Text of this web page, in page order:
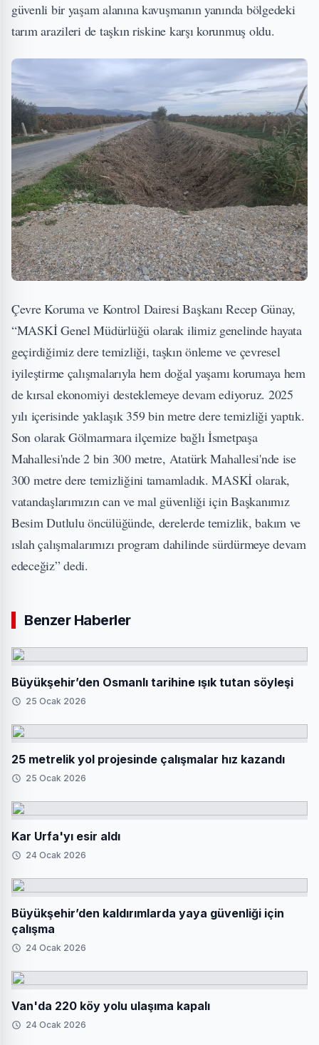
güvenli bir yaşam alanına kavuşmanın yanında bölgedeki
tarım arazileri de taşkın riskine karşı korunmuş oldu.
Çevre Koruma ve Kontrol Dairesi Başkanı Recep Günay,
“MASKİ Genel Müdürlüğü olarak ilimiz genelinde hayata
geçirdiğimiz dere temizliği, taşkın önleme ve çevresel
iyileştirme çalışmalarıyla hem doğal yaşamı korumaya hem
de kırsal ekonomiyi desteklemeye devam ediyoruz. 2025
yılı içerisinde yaklaşık 359 bin metre dere temizliği yaptık.
Son olarak Gölmarmara ilçemize bağlı İsmetpaşa
Mahallesi'nde 2 bin 300 metre, Atatürk Mahallesi'nde ise
300 metre dere temizliğini tamamladık. MASKİ olarak,
vatandaşlarımızın can ve mal güvenliği için Başkanımız
Besim Dutlulu öncülüğünde, derelerde temizlik, bakım ve
ıslah çalışmalarımızı program dahilinde sürdürmeye devam
edeceğiz” dedi.
Benzer Haberler
Büyükşehir’den Osmanlı tarihine ışık tutan söyleşi
25 Ocak 2026
25 metrelik yol projesinde çalışmalar hız kazandı
25 Ocak 2026
Kar Urfa'yı esir aldı
24 Ocak 2026
Büyükşehir’den kaldırımlarda yaya güvenliği için
çalışma
24 Ocak 2026
Van'da 220 köy yolu ulaşıma kapalı
24 Ocak 2026